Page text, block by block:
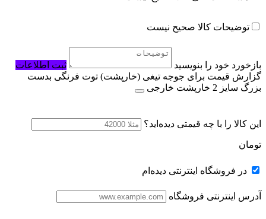
توضیحات کالا صحیح نیست
بازخورد خود را بنویسید
ثبت اطلاعات
گزارش قیمت برای جوجه تیغی (خارپشت) توت فرنگی بدست
بزرگ سایز 2 خارپشت خارجی
این کالا را با چه قیمتی دیده‌اید؟
تومان
در فروشگاه اینترنتی دیده‌ام
آدرس اینترنتی فروشگاه